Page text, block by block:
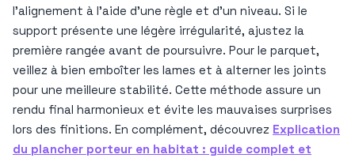
l’alignement à l’aide d’une règle et d’un niveau. Si le
support présente une légère irrégularité, ajustez la
première rangée avant de poursuivre. Pour le parquet,
veillez à bien emboîter les lames et à alterner les joints
pour une meilleure stabilité. Cette méthode assure un
rendu final harmonieux et évite les mauvaises surprises
lors des finitions. En complément, découvrez Explication
du plancher porteur en habitat : guide complet et